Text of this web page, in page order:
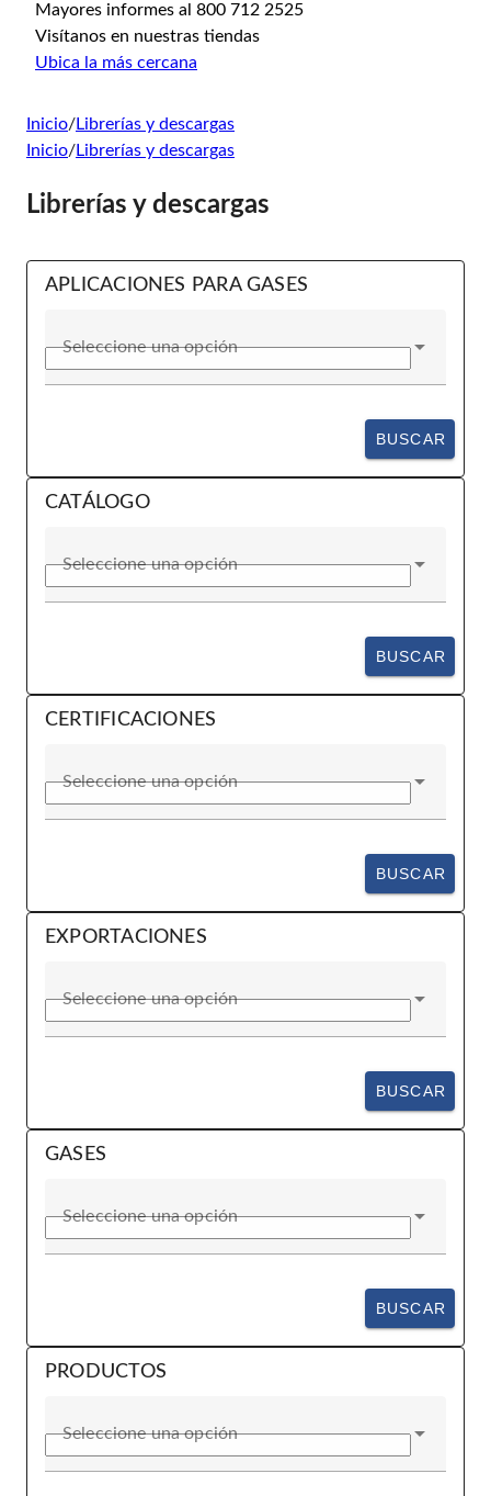
Mayores informes al 800 712 2525
Visítanos en nuestras tiendas
Ubica la más cercana
Inicio/Librerías y descargas
Inicio/Librerías y descargas
Librerías y descargas
APLICACIONES PARA GASES
Seleccione una opción
BUSCAR
CATÁLOGO
Seleccione una opción
BUSCAR
CERTIFICACIONES
Seleccione una opción
BUSCAR
EXPORTACIONES
Seleccione una opción
BUSCAR
GASES
Seleccione una opción
BUSCAR
PRODUCTOS
Seleccione una opción